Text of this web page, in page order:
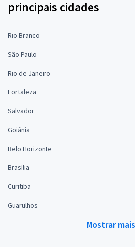
principais cidades
Rio Branco
São Paulo
Rio de Janeiro
Fortaleza
Salvador
Goiânia
Belo Horizonte
Brasília
Curitiba
Guarulhos
Mostrar mais